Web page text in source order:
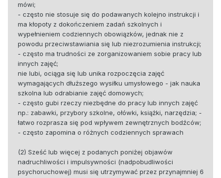
mówi;
- często nie stosuje się do podawanych kolejno instrukcji i
ma kłopoty z dokończeniem zadań szkolnych i
wypełnieniem codziennych obowiązków, jednak nie z
powodu przeciwstawiania się lub niezrozumienia instrukcji;
- często ma trudności ze zorganizowaniem sobie pracy lub
innych zajęć;
nie lubi, ociąga się lub unika rozpoczęcia zajęć
wymagających dłuższego wysiłku umysłowego - jak nauka
szkolna lub odrabianie zajęć domowych;
- często gubi rzeczy niezbędne do pracy lub innych zajęć
np.: zabawki, przybory szkolne, ołówki, książki, narzędzia; -
łatwo rozprasza się pod wpływem zewnętrznych bodźców;
- często zapomina o różnych codziennych sprawach
(2) Sześć lub więcej z podanych poniżej objawów
nadruchliwości i impulsywności (nadpobudliwości
psychoruchowej) musi się utrzymywać przez przynajmniej 6